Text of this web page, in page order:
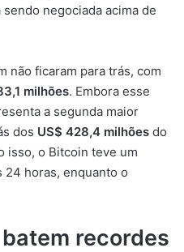
negociada acima de
não ficaram para trás, com
milhões. Embora esse
a segunda maior
dos US$ 428,4 milhões do
isso, o Bitcoin teve um
24 horas, enquanto o
recordes